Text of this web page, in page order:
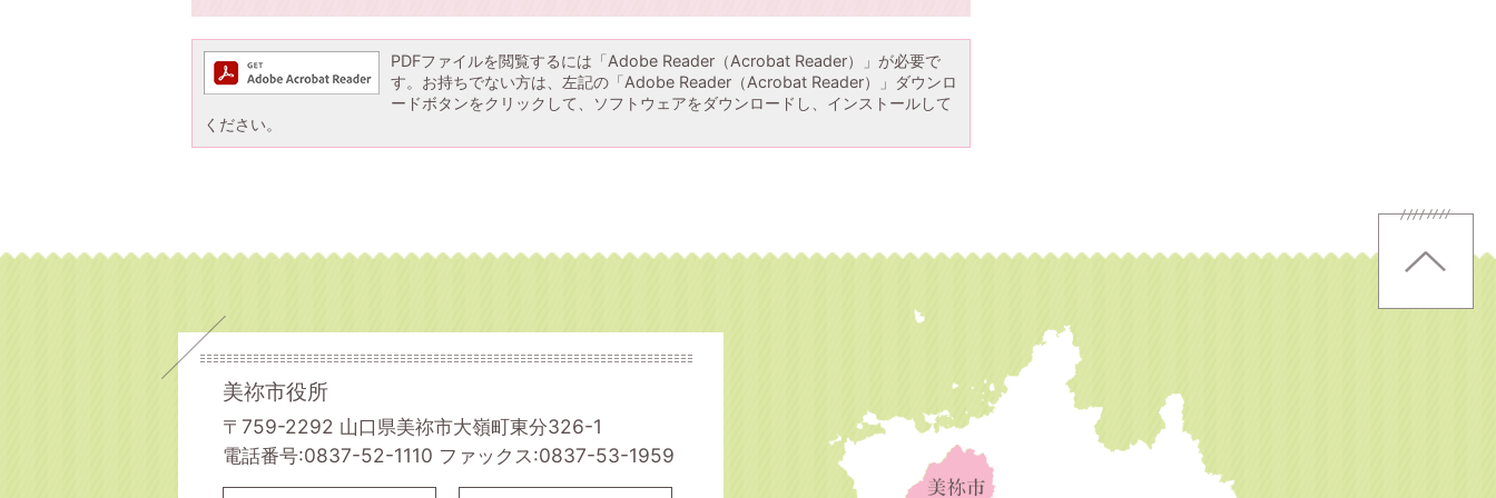
PDFファイルを閲覧するには「Adobe Reader（Acrobat Reader）」が必要で
す。お持ちでない方は、左記の「Adobe Reader（Acrobat Reader）」ダウンロ
ードボタンをクリックして、ソフトウェアをダウンロードし、インストールして
ください。
美祢市役所
〒759-2292 山口県美祢市大嶺町東分326-1
電話番号:0837-52-1110 ファックス:0837-53-1959